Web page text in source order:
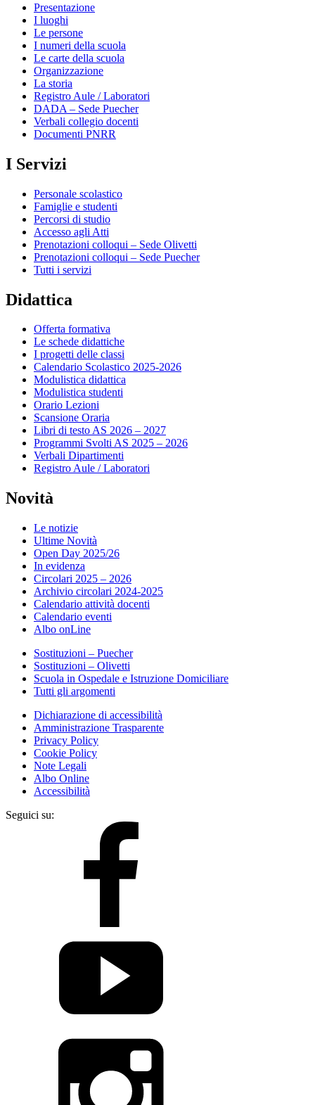
Presentazione
I luoghi
Le persone
I numeri della scuola
Le carte della scuola
Organizzazione
La storia
Registro Aule / Laboratori
DADA – Sede Puecher
Verbali collegio docenti
Documenti PNRR
I Servizi
Personale scolastico
Famiglie e studenti
Percorsi di studio
Accesso agli Atti
Prenotazioni colloqui – Sede Olivetti
Prenotazioni colloqui – Sede Puecher
Tutti i servizi
Didattica
Offerta formativa
Le schede didattiche
I progetti delle classi
Calendario Scolastico 2025-2026
Modulistica didattica
Modulistica studenti
Orario Lezioni
Scansione Oraria
Libri di testo AS 2026 – 2027
Programmi Svolti AS 2025 – 2026
Verbali Dipartimenti
Registro Aule / Laboratori
Novità
Le notizie
Ultime Novità
Open Day 2025/26
In evidenza
Circolari 2025 – 2026
Archivio circolari 2024-2025
Calendario attività docenti
Calendario eventi
Albo onLine
Sostituzioni – Puecher
Sostituzioni – Olivetti
Scuola in Ospedale e Istruzione Domiciliare
Tutti gli argomenti
Dichiarazione di accessibilità
Amministrazione Trasparente
Privacy Policy
Cookie Policy
Note Legali
Albo Online
Accessibilità
Seguici su: